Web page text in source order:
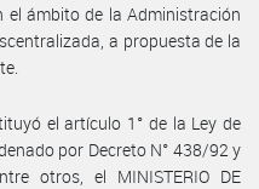
el ámbito de la Administración
a propuesta de la
el artículo 1° de la Ley de
por Decreto N° 438/92 y
otros, el MINISTERIO DE